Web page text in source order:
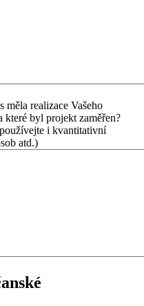
měla realizace Vašeho
byl projekt zaměřen?
i kvantitativní
atd.)